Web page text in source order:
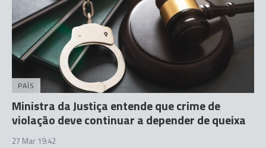
PAÍS
Ministra da Justiça entende que crime de
violação deve continuar a depender de queixa
27 Mar 19:42